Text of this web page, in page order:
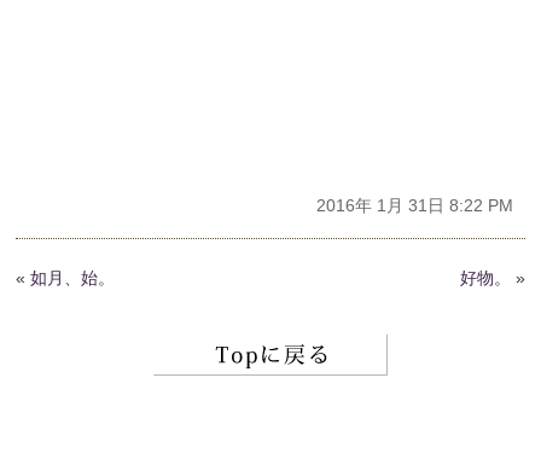
2016年 1月 31日 8:22 PM
«如月、始。 好物。 »